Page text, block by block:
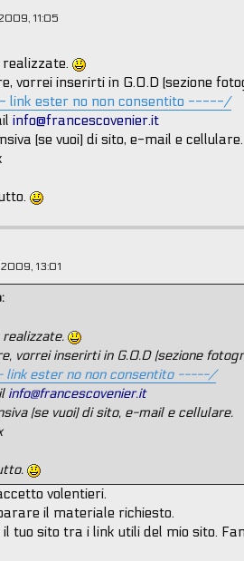
11:05
realizzate.
vorrei inserirti in G.O.D (sezione
link ester no non consentito -----/
info@francescovenier.it
(se vuoi) di sito, e-mail e cellulare.
13:01
vorrei inserirti in G.O.D (sezione
ester no non consentito -----/
info@francescovenier.it
(se vuoi) di sito, e-mail e cellulare.
volentieri.
il materiale richiesto.
tuo sito tra i link utili del mio sito.